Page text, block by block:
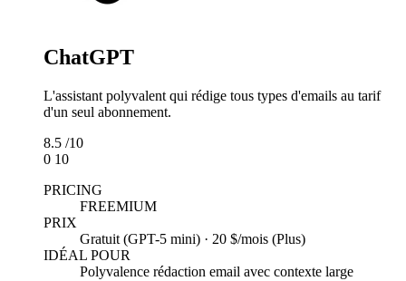
ChatGPT
L'assistant polyvalent qui rédige tous types d'emails au tarif
d'un seul abonnement.
8.5 /10
0 10
PRICING
FREEMIUM
PRIX
Gratuit (GPT-5 mini) · 20 $/mois (Plus)
IDÉAL POUR
Polyvalence rédaction email avec contexte large